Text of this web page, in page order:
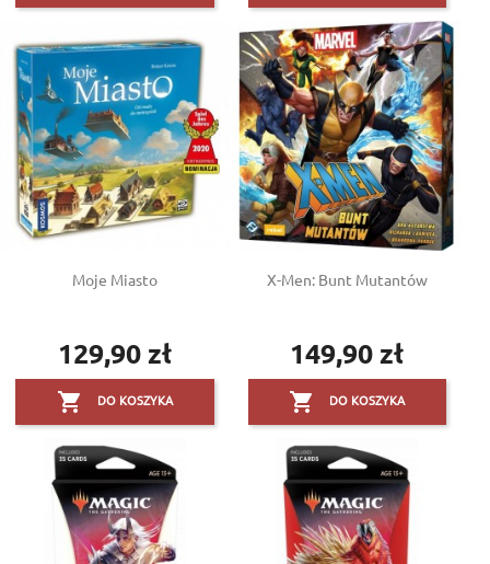
Moje Miasto
Cena
129,90 zł
 DO KOSZYKA
X-Men: Bunt Mutantów
Cena
149,90 zł
 DO KOSZYKA